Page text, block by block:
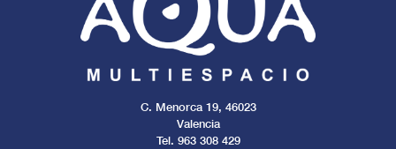
C. Menorca 19, 46023
Valencia
Tel. 963 308 429